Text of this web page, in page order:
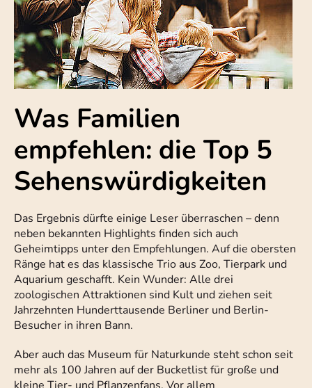
Was Familien
empfehlen: die Top 5
Sehenswürdigkeiten
Das Ergebnis dürfte einige Leser überraschen – denn
neben bekannten Highlights finden sich auch
Geheimtipps unter den Empfehlungen. Auf die obersten
Ränge hat es das klassische Trio aus Zoo, Tierpark und
Aquarium geschafft. Kein Wunder: Alle drei
zoologischen Attraktionen sind Kult und ziehen seit
Jahrzehnten Hunderttausende Berliner und Berlin-
Besucher in ihren Bann.
Aber auch das Museum für Naturkunde steht schon seit
mehr als 100 Jahren auf der Bucketlist für große und